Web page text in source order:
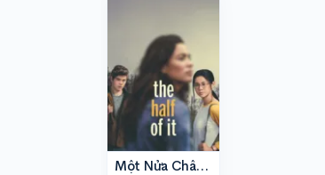
Một Nửa Chân Thành